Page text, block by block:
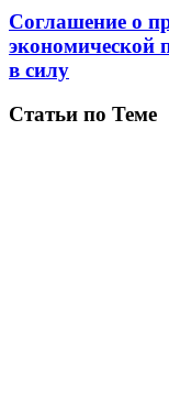
Соглашение о
экономической
в силу
Статьи по Теме